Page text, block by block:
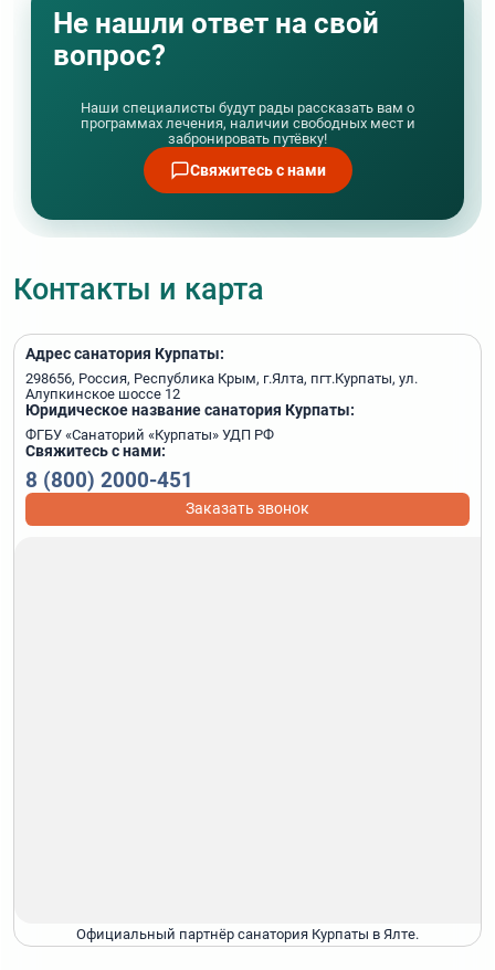
третьих лиц (не родителей и не законных
опекунов) — нотариально заверенное согласие
родителей или законных опекунов
Не нашли ответ на свой
вопрос?
Наши специалисты будут рады рассказать вам о
программах лечения, наличии свободных мест и
забронировать путёвку!
Свяжитесь с нами
Контакты и карта
Адрес санатория Курпаты:
298656, Россия, Республика Крым, г.Ялта, пгт.Курпаты, ул.
Алупкинское шоссе 12
Юридическое название санатория Курпаты:
ФГБУ «Санаторий «Курпаты» УДП РФ
Свяжитесь с нами:
8 (800) 2000-451
Заказать звонок
Официальный партнёр санатория Курпаты в Ялте.